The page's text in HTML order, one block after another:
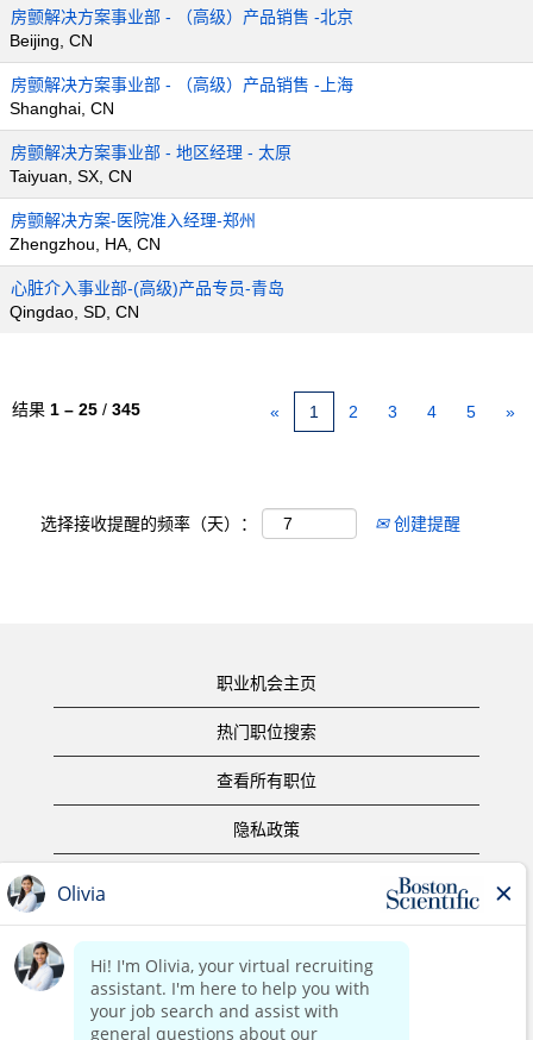
房颤解决方案事业部 - （高级）产品销售 -北京
Beijing, CN
房颤解决方案事业部 - （高级）产品销售 -上海
Shanghai, CN
房颤解决方案事业部 - 地区经理 - 太原
Taiyuan, SX, CN
房颤解决方案-医院准入经理-郑州
Zhengzhou, HA, CN
心脏介入事业部-(高级)产品专员-青岛
Qingdao, SD, CN
结果 1 – 25 / 345 « 1 2 3 4 5 »
选择接收提醒的频率（天）： 创建提醒
职业机会主页
热门职位搜索
查看所有职位
隐私政策
版权声明
联系我们
公司主页